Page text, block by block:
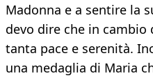
Madonna e a sentire la
devo dire che in
tanta pace e serenità.
una medaglia di Maria